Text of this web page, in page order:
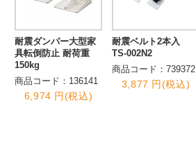
耐震ダンパー大型家
具転倒防止 耐荷重
150kg
商品コード：136141
6,974 円(税込)
耐震ベルト2本入
TS-002N2
商品コード：739372
3,877 円(税込)